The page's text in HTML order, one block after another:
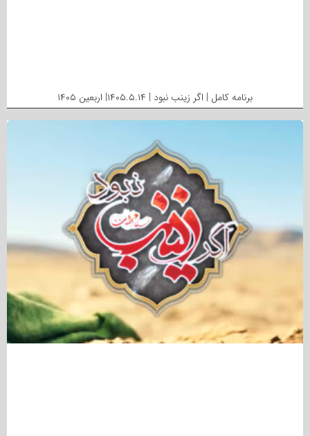
برنامه کامل | اگر زینب نبود | ۱۴۰۵.۵.۱۴| اربعین ۱۴۰۵